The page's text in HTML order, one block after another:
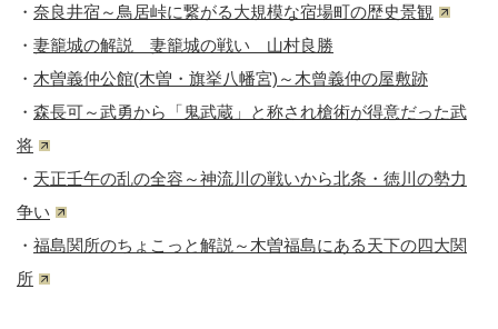
・ 奈良井宿～鳥居峠に繋がる大規模な宿場町の歴史景観
・ 妻籠城の解説 妻籠城の戦い 山村良勝
・ 木曽義仲公館(木曽・旗挙八幡宮)～木曾義仲の屋敷跡
・ 森長可～武勇から「鬼武蔵」と称され槍術が得意だった武
将
・ 天正壬午の乱の全容～神流川の戦いから北条・徳川の勢力
争い
・ 福島関所のちょこっと解説～木曽福島にある天下の四大関
所